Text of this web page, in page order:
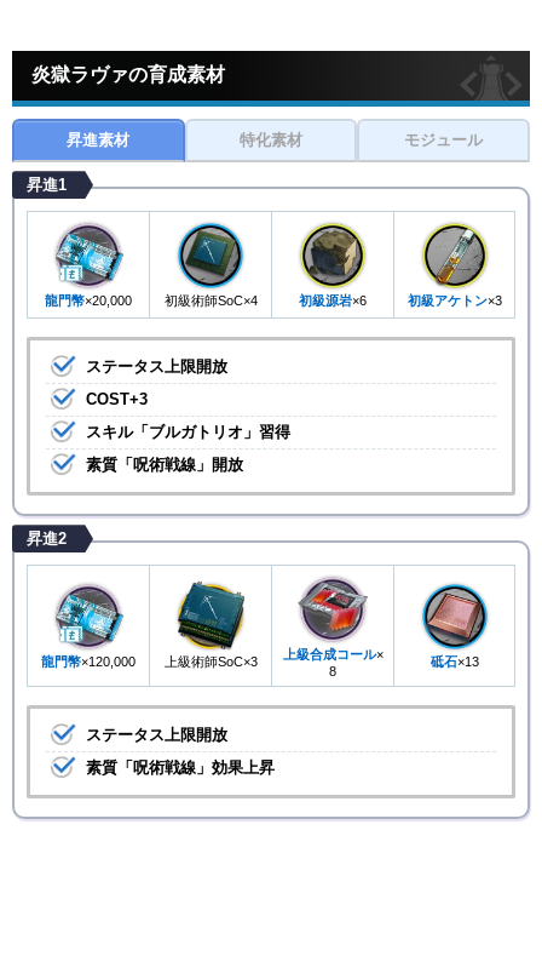
炎獄ラヴァの育成素材
昇進素材 特化素材 モジュール
昇進1
龍門幣×20,000 初級術師SoC×4 初級源岩×6 初級アケトン×3
ステータス上限開放
COST+3
スキル「ブルガトリオ」習得
素質「呪術戦線」開放
昇進2
龍門幣×120,000 上級術師SoC×3 上級合成コール×
8
砥石×13
ステータス上限開放
素質「呪術戦線」効果上昇